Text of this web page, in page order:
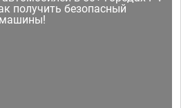
получить безопасный